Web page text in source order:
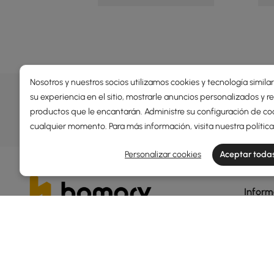
OFERTAS, INSPIRACIÓN Y
Descubrir más sobre ofertas especiales, promociones,
Términos y condiciones
Política de privacidad
Nosotros y nuestros socios utilizamos cookies y tecnología
su experiencia en el sitio, mostrarle anuncios personalizados y
productos que le encantarán. Administre su configuración de
cualquier momento. Para más información, visita nuestra
Personalizar cookies Aceptar